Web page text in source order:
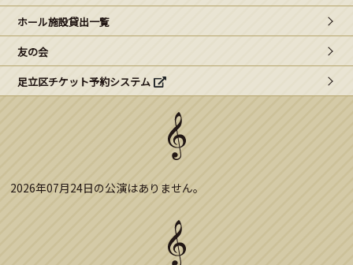
こどもみーてぃんぐ
Gがくえん
ブランドからのお知らせ
ホール施設貸出一覧
友の会
足立区チケット予約システム
2026年07月24日の公演はありません。